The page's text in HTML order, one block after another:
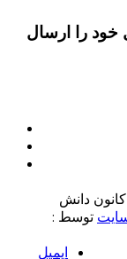
را ارسال
دانش
توسط :
ایمیل